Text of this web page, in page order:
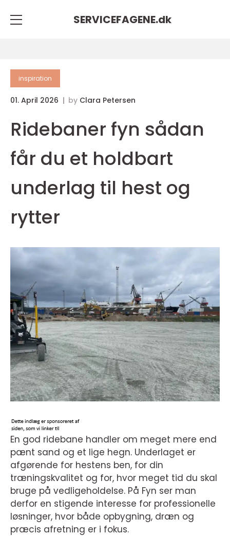
SERVICEFAGENE.dk
inspiration
01. April 2026 by Clara Petersen
Ridebaner fyn sådan
får du et holdbart
underlag til hest og
rytter
En god ridebane handler om meget mere end
pænt sand og et lige hegn. Underlaget er
afgørende for hestens ben, for din
træningskvalitet og for, hvor meget tid du skal
bruge på vedligeholdelse. På Fyn ser man
derfor en stigende interesse for professionelle
løsninger, hvor både opbygning, dræn og
præcis afretning er i fokus.